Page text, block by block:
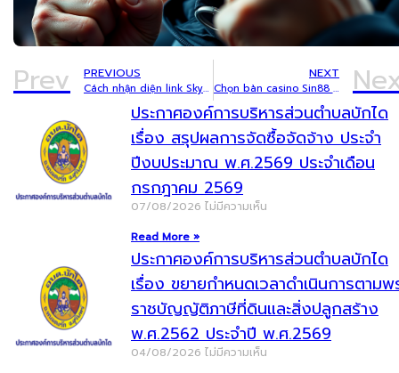
Prev PREVIOUS
Cách nhận diện link Sky88 an toàn trước khi đăng nhập
NEXT
Chọn bàn casino Sin88 theo từng mức vốn cần lưu ý gì?
ประกาศองค์การบริหารส่วนตำบลบักได
เรื่อง สรุปผลการจัดซื้อจัดจ้าง ประจำ
ปีงบประมาณ พ.ศ.2569 ประจำเดือน
กรกฎาคม 2569
07/08/2026 ไม่มีความเห็น
Read More »
ประกาศองค์การบริหารส่วนตำบลบักได
เรื่อง ขยายกำหนดเวลาดำเนินการตามพ
ราชบัญญัติภาษีที่ดินและสิ่งปลูกสร้าง
พ.ศ.2562 ประจำปี พ.ศ.2569
04/08/2026 ไม่มีความเห็น